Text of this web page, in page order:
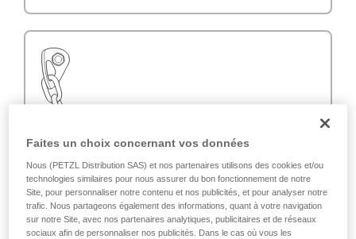
Faites un choix concernant vos données
Nous (PETZL Distribution SAS) et nos partenaires utilisons des cookies et/ou
technologies similaires pour nous assurer du bon fonctionnement de notre
Site, pour personnaliser notre contenu et nos publicités, et pour analyser notre
trafic. Nous partageons également des informations, quant à votre navigation
sur notre Site, avec nos partenaires analytiques, publicitaires et de réseaux
sociaux afin de personnaliser nos publicités. Dans le cas où vous les